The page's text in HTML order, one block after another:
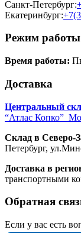
Санкт-Петербург:
Екатеринбург:
Режим работы
Время работы:
Доставка
Центральный
“Атлас Копко”
Склад в Северо-
Петербург,
Доставка в
транспортными
Обратная
Если у вас есть